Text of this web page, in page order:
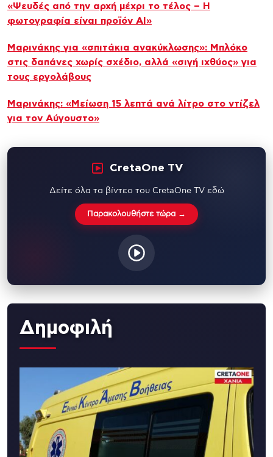
«Ψευδές από την αρχή μέχρι το τέλος – Η
φωτογραφία είναι προϊόν AI»
Μαρινάκης για «σπιτάκια ανακύκλωσης»: Μπλόκο
στις δαπάνες χωρίς σχέδιο, αλλά «σιγή ιχθύος» για
τους εργολάβους
Μαρινάκης: «Μείωση 15 λεπτά ανά λίτρο στο ντίζελ
για τον Αύγουστο»
CretaOne TV
Δείτε όλα τα βίντεο του CretaOne TV εδώ
Παρακολουθήστε τώρα →
Δημοφιλή